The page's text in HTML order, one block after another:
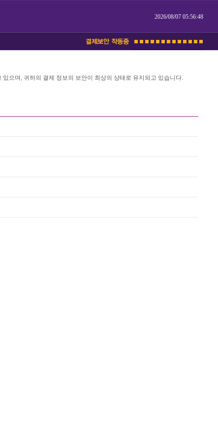
2026/08/07 05:56:48
으며, 귀하의 결제 정보의 보안이 최상의 상태로 유지되고 있습니다.